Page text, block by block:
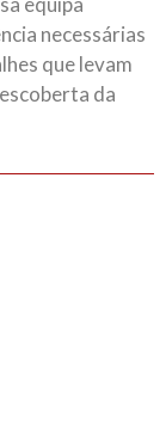
necessárias
que levam
da